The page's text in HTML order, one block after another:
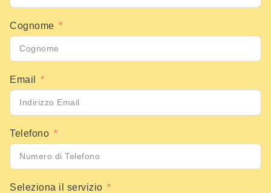
Cognome
Email
Telefono
Seleziona il servizio